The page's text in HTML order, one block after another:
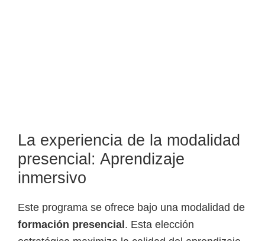
La experiencia de la modalidad
presencial: Aprendizaje
inmersivo
Este programa se ofrece bajo una modalidad de
formación presencial. Esta elección